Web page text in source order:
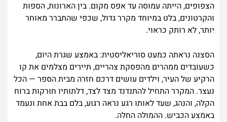
הצפופים, הייתה עמוסה עד אפס מקום. בין הארונות, הספות
והקרטונים, בלט במיוחד מקרר גדול, שכפי שהתברר מאוחר
יותר, לא רותק כראוי.
הסצנה נראתה כמעט סוריאליסטית: באמצע שגרת היום,
כשעובדים ממהרים מהפסקת צהריים, תיירים מצלמים את קו
הרקיע של העיר, וילדים עושים דרכם חזרה מבית הספר — הכל
נעצר. המקרר התחיל להתנדנד מצד לצד, דלתותיו חורקות ברוח
הקלה, והנהג, שעד לאותו רגע נראה רגוע, בלם בבת אחת ונעמד
באמצע הכביש. ההמולה החלה.